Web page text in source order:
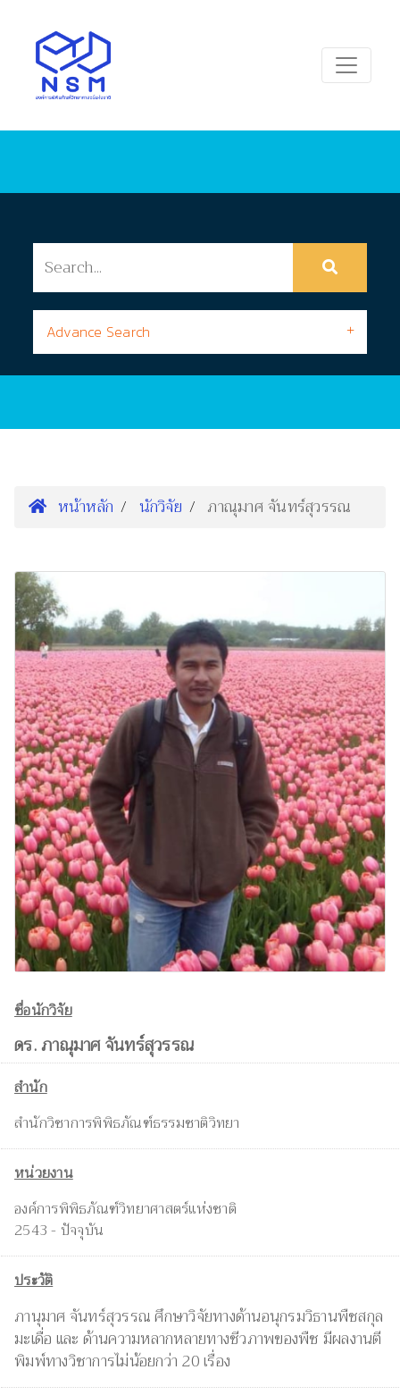
Advance Search
หน้าหลัก นักวิจัย ภาณุมาศ จันทร์สุวรรณ
ชื่อนักวิจัย
ดร. ภาณุมาศ จันทร์สุวรรณ
สำนัก
สำนักวิชาการพิพิธภัณฑ์ธรรมชาติวิทยา
หน่วยงาน
องค์การพิพิธภัณฑ์วิทยาศาสตร์แห่งชาติ
2543 - ปัจจุบัน
ประวัติ
ภานุมาศ จันทร์สุวรรณ ศึกษาวิจัยทางด้านอนุกรมวิธานพืชสกุล
มะเดื่อ และ ด้านความหลากหลายทางชีวภาพของพืช มีผลงานตี
พิมพ์ทางวิชาการไม่น้อยกว่า 20 เรื่อง